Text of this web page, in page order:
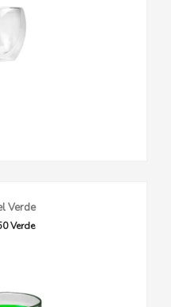
Verde
Verde